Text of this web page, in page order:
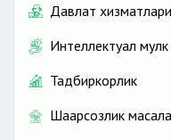
Давлат хизматлари
Интеллектуал мулк
Тадбиркорлик
Шаҳарсозлик